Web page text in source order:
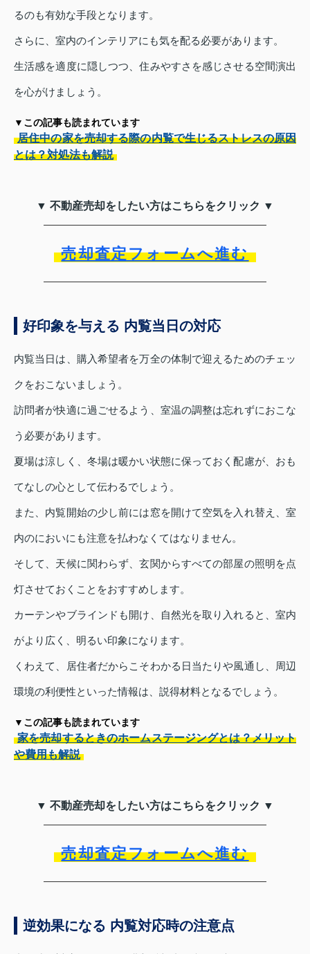
るのも有効な手段となります。
さらに、室内のインテリアにも気を配る必要があります。
生活感を適度に隠しつつ、住みやすさを感じさせる空間演出
を心がけましょう。
▼この記事も読まれています
居住中の家を売却する際の内覧で生じるストレスの原因
とは？対処法も解説
▼ 不動産売却をしたい方はこちらをクリック ▼
売却査定フォームへ進む
好印象を与える 内覧当日の対応
内覧当日は、購入希望者を万全の体制で迎えるためのチェッ
クをおこないましょう。
訪問者が快適に過ごせるよう、室温の調整は忘れずにおこな
う必要があります。
夏場は涼しく、冬場は暖かい状態に保っておく配慮が、おも
てなしの心として伝わるでしょう。
また、内覧開始の少し前には窓を開けて空気を入れ替え、室
内のにおいにも注意を払わなくてはなりません。
そして、天候に関わらず、玄関からすべての部屋の照明を点
灯させておくことをおすすめします。
カーテンやブラインドも開け、自然光を取り入れると、室内
がより広く、明るい印象になります。
くわえて、居住者だからこそわかる日当たりや風通し、周辺
環境の利便性といった情報は、説得材料となるでしょう。
▼この記事も読まれています
家を売却するときのホームステージングとは？メリット
や費用も解説
▼ 不動産売却をしたい方はこちらをクリック ▼
売却査定フォームへ進む
逆効果になる 内覧対応時の注意点